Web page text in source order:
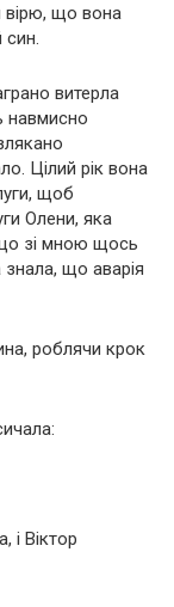
вірю, що вона
син.
витерла
навмисно
Цілий рік вона
щоб
Олени, яка
зі мною щось
знала, що аварія
роблячи крок
і Віктор